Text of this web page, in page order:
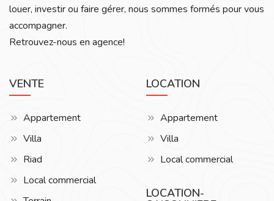
louer, investir ou faire gérer, nous sommes formés pour vous
accompagner.
Retrouvez-nous en agence!
VENTE
Appartement
Villa
Riad
Local commercial
LOCATION
Appartement
Villa
Local commercial
LOCATION-